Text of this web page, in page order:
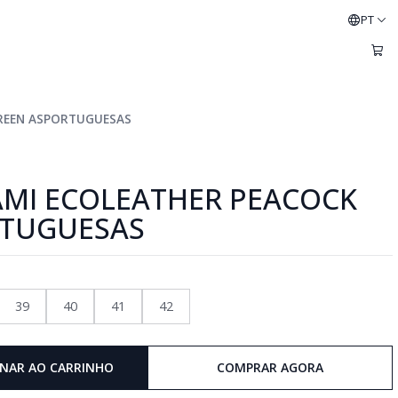
PT
ASPORTUGUESAS
ECOLEATHER PEACOCK
39 40 41 42
AO CARRINHO COMPRAR AGORA